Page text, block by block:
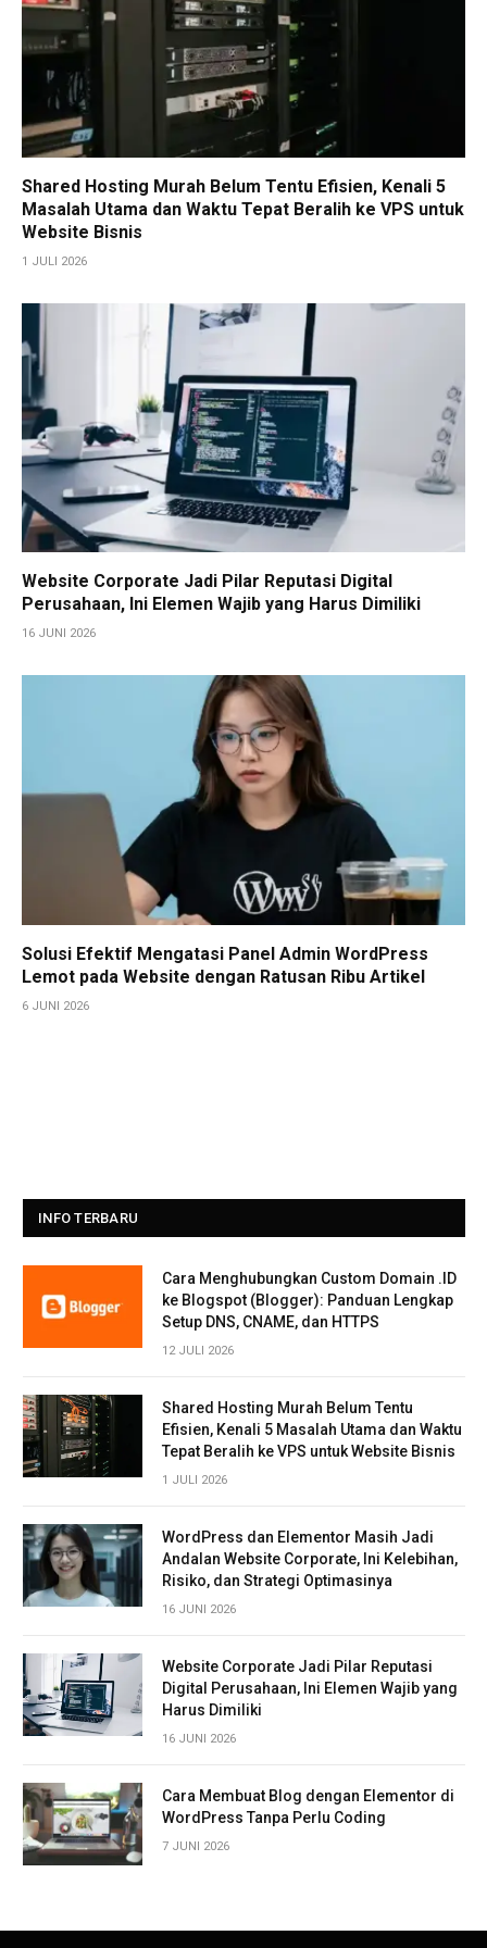
Shared Hosting Murah Belum Tentu Efisien, Kenali 5
Masalah Utama dan Waktu Tepat Beralih ke VPS untuk
Website Bisnis
1 JULI 2026
Website Corporate Jadi Pilar Reputasi Digital
Perusahaan, Ini Elemen Wajib yang Harus Dimiliki
16 JUNI 2026
Solusi Efektif Mengatasi Panel Admin WordPress
Lemot pada Website dengan Ratusan Ribu Artikel
6 JUNI 2026
INFO TERBARU
Cara Menghubungkan Custom Domain .ID
ke Blogspot (Blogger): Panduan Lengkap
Setup DNS, CNAME, dan HTTPS
12 JULI 2026
Shared Hosting Murah Belum Tentu
Efisien, Kenali 5 Masalah Utama dan Waktu
Tepat Beralih ke VPS untuk Website Bisnis
1 JULI 2026
WordPress dan Elementor Masih Jadi
Andalan Website Corporate, Ini Kelebihan,
Risiko, dan Strategi Optimasinya
16 JUNI 2026
Website Corporate Jadi Pilar Reputasi
Digital Perusahaan, Ini Elemen Wajib yang
Harus Dimiliki
16 JUNI 2026
Cara Membuat Blog dengan Elementor di
WordPress Tanpa Perlu Coding
7 JUNI 2026